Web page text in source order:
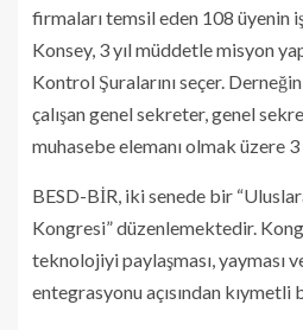
firmaları temsil eden 108 üyenin
Konsey, 3 yıl müddetle misyon
Kontrol Şuralarını seçer.
çalışan genel sekreter, genel
muhasebe elemanı olmak üzere 3
BESD-BİR, iki senede bir
Kongresi” düzenlemektedir.
teknolojiyi paylaşması, yayması
entegrasyonu açısından kıymetli